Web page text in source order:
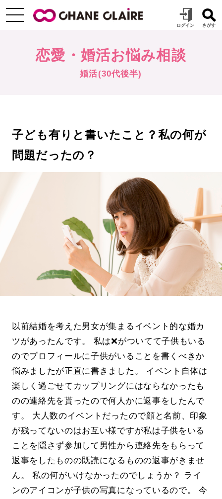
恋愛・婚活お悩み相談
婚活(30代後半)
子ども有りと書いたこと？私の何が
問題だったの？
以前結婚を考えた男女が集まるイベント的な婚カ
ツがあったんです。 私は❌がついてて子供もいる
のでプロフィールに子供がいることを書くべきか
悩みましたが正直に書きました。 イベント自体は
楽しく過ごせてカップリングにはならなかったも
のの連絡先を貰ったので何人かに返事をしたんで
す。 大人数のイベントだったので顔と名前、印象
が残ってないのはお互い様ですが私は子供をいる
ことを隠さず参加して男性から連絡先をもらって
返事をしたものの既読になるものの返事がきませ
ん。 私の何がいけなかったのでしょうか？ ライ
ンのアイコンが子供の写真になっているので。 今